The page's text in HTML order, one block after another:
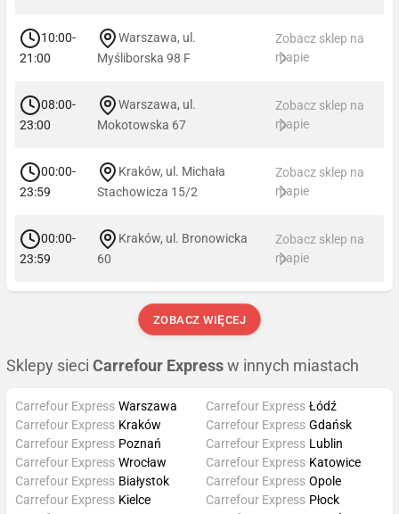
10:00-
21:00
Warszawa, ul.
Myśliborska 98 F
Zobacz sklep na
mapie
08:00-
23:00
Warszawa, ul.
Mokotowska 67
Zobacz sklep na
mapie
00:00-
23:59
Kraków, ul. Michała
Stachowicza 15/2
Zobacz sklep na
mapie
00:00-
23:59
Kraków, ul. Bronowicka
60
Zobacz sklep na
mapie
ZOBACZ WIĘCEJ
Sklepy sieci Carrefour Express w innych miastach
Carrefour Express Warszawa
Carrefour Express Kraków
Carrefour Express Poznań
Carrefour Express Wrocław
Carrefour Express Łódź
Carrefour Express Gdańsk
Carrefour Express Lublin
Carrefour Express Katowice
Carrefour Express Białystok
Carrefour Express Kielce
Carrefour Express Opole
Carrefour Express Płock